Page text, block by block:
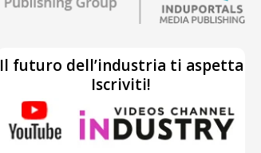
Il futuro dell’industria ti aspetta
Iscriviti!